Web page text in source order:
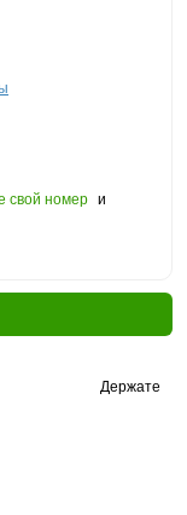
свой номер и
Держатель